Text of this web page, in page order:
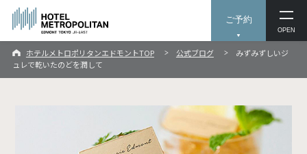
ご予約
OPEN
ホテルメトロポリタンエドモントTOP 公式ブログ
みずみずしいジ
ュレで乾いたのどを潤して